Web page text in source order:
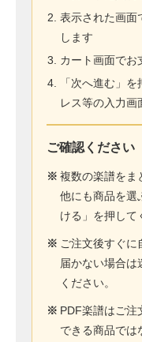
表示された画面
します
カート画面でお
「次へ進む」
レス等の入力画
ご確認ください
※ 複数の楽譜をま
他にも商品を選
ける」を押して
※ ご注文後すぐに
届かない場合は
ください。
※ PDF楽譜はご注
できる商品では